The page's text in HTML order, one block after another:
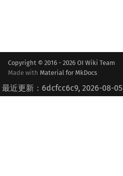
Copyright © 2016 - 2026 OI Wiki Team
Made with Material for MkDocs
最近更新：6dcfcc6c9, 2026-08-05